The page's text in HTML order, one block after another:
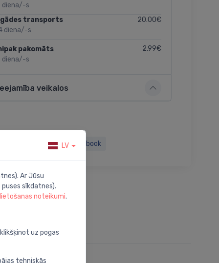
diena/-s
transports
diena/-s
20.00€
pakomāts
diena/-s
2.99€
veikalos
Facebook
LV
Ar Jūsu
sīkdatnes).
noteikumi.
uz pogas
tehniskās